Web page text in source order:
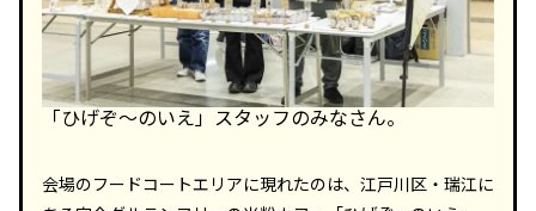
「ひげぞ～のいえ」スタッフのみなさん。
会場のフードコートエリアに現れたのは、江戸川区・瑞江に